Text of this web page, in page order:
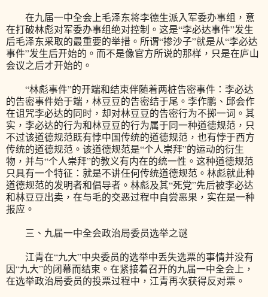
在九届一中全会上毛泽东将李德生派入军委办事组，意
在打破林彪对军委办事组绝对控制。这是“李必达事件”发生
后毛泽东采取的最重要的举措。所谓“掺沙子”就是从“李必达
事件”发生后开始的。而不是像官方所说的那样，只是在庐山
会议之后才开始的。
“林彪事件”的开端和结束伴随着两桩告密事件：李必达
的告密事件始于端，林豆豆的告密结于尾。李作鹏、邱会作
在诅咒李必达的同时，却对林豆豆的告密行为不掷一词。其
实，李必达的行为和林豆豆的行为属于同一种道德规范，只
不过该道德规范既有悖中国传统的道德规范，也有悖于西方
传统的道德规范。该道德规范是“个人崇拜”的运动的衍生
物，并与“个人崇拜”的教义有内在的统一性。这种道德规范
只具有一个特征：就是不讲任何传统道德规范。林彪就此种
道德规范的发明者和倡导者。林彪及其“死党”先后被李必达
和林豆豆出卖，在与毛的交恶过程中自尝恶果，实在是一种
报应。
三、九届一中全会政治局委员选举之谜
江青在“九大”中央委员的选举中丢失选票的事情并没有
因“九大”的闭幕而结束。在紧接着召开的九届一中全会上，
在选举政治局委员的投票过程中，江青再次获得反对票。